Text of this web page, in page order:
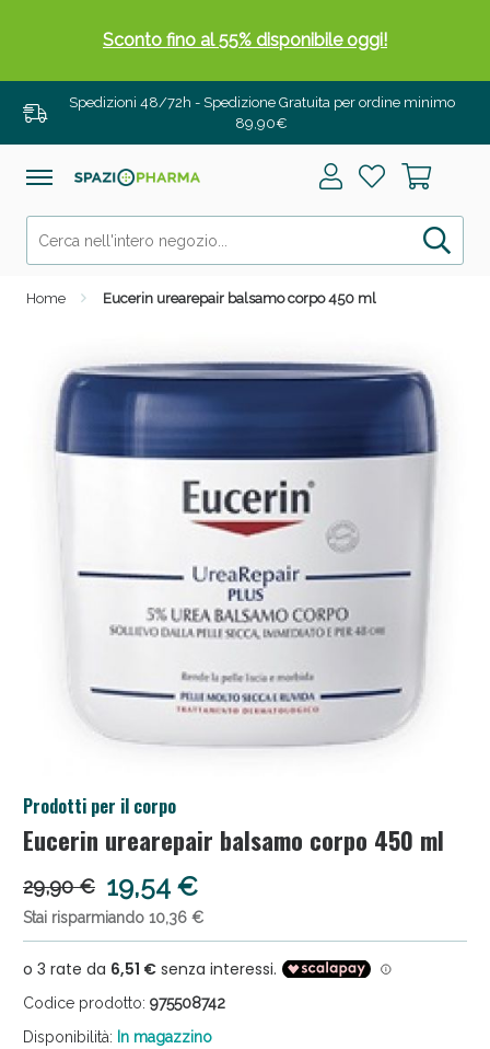
Spedizioni 48/72h - Spedizione Gratuita per ordine minimo
89,90€
Home Eucerin urearepair balsamo corpo 450 ml
Prodotti per il corpo
Eucerin urearepair balsamo corpo 450 ml
29,90 € 19,54 €
Stai risparmiando 10,36 €
Codice prodotto: 975508742
Disponibilità: In magazzino
Sconto fino al 55% disponibile oggi!
Vie Urinarie e Prostata: Sconti fino al 45% oggi!
Benessere Intestinale: Sconto fino al 55% valido